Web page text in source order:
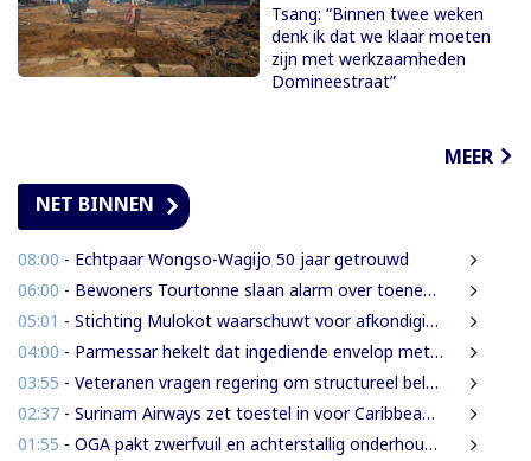
Tsang: “Binnen twee weken
denk ik dat we klaar moeten
zijn met werkzaamheden
Domineestraat”
MEER
NET BINNEN
08:00 - Echtpaar Wongso-Wagijo 50 jaar getrouwd
06:00 - Bewoners Tourtonne slaan alarm over toenemende prostitutie, drugshandel en overlast door vreemdelingen
05:01 - Stichting Mulokot waarschuwt voor afkondiging 5-kilometerstraalwet
04:00 - Parmessar hekelt dat ingediende envelop met vermogensinformatie van DNA-lid vermoedelijk is opengemaakt
03:55 - Veteranen vragen regering om structureel beleid en meer ondersteuning
02:37 - Surinam Airways zet toestel in voor Caribbean Premier League crickettoernooi
01:55 - OGA pakt zwerfvuil en achterstallig onderhoud gezamenlijk aan